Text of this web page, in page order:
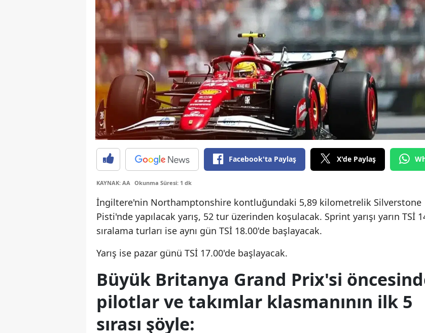
Bolu
Burdur
Bursa
Çanakkale
Çankırı
Çorum
Denizli
Diyarbakır
Elazığ
Erzincan
Gaziantep
Giresun
Facebook'ta Paylaş X'de Paylaş
KAYNAK: AA Okunma Süresi: 1 dk
İngiltere'nin Northamptonshire kontluğundaki 5,89 kilometrelik Silverstone
Pisti'nde yapılacak yarış, 52 tur üzerinden koşulacak. Sprint yarışı yarın TSİ
sıralama turları ise aynı gün TSİ 18.00'de başlayacak.
Yarış ise pazar günü TSİ 17.00'de başlayacak.
Büyük Britanya Grand Prix'si
pilotlar ve takımlar klasmanının ilk 5
sırası şöyle: